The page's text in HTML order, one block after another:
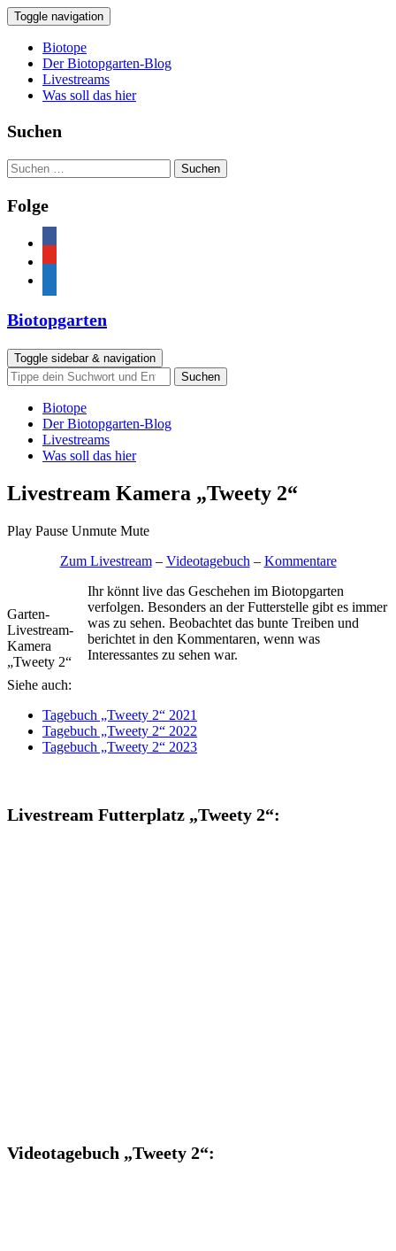
Toggle navigation
Biotope
Der Biotopgarten-Blog
Livestreams
Was soll das hier
Suchen
Suchen
nach:
Folge
Biotopgarten
Toggle sidebar & navigation
Biotope
Der Biotopgarten-Blog
Livestreams
Was soll das hier
Livestream Kamera „Tweety 2“
Play Pause Unmute Mute
Zum Livestream– Videotagebuch – Kommentare
Garten-
Livestream-
Kamera
„Tweety 2“
Ihr könnt live das Geschehen im Biotopgarten
verfolgen. Besonders an der Futterstelle gibt es immer
was zu sehen. Beobachtet das bunte Treiben und
berichtet in den Kommentaren, wenn was
Interessantes zu sehen war.
Siehe auch:
Tagebuch „Tweety 2“ 2021
Tagebuch „Tweety 2“ 2022
Tagebuch „Tweety 2“ 2023
Livestream Futterplatz „Tweety 2“:
Videotagebuch „Tweety 2“: